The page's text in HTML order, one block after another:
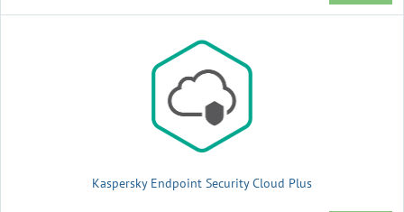
Kaspersky Endpoint Security Cloud Plus